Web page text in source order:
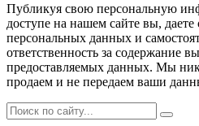
Публикуя свою персональную
доступе на нашем сайте вы, даете
персональных данных и
ответственность за содержание
предоставляемых данных. Мы
продаем и не передаем ваши